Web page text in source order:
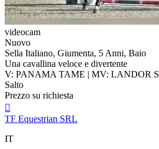
videocam
Nuovo
Sella Italiano, Giumenta, 5 Anni, Baio
Una cavallina veloce e divertente
V: PANAMA TAME | MV: LANDOR S
Salto
Prezzo su richiesta

TF Equestrian SRL
IT